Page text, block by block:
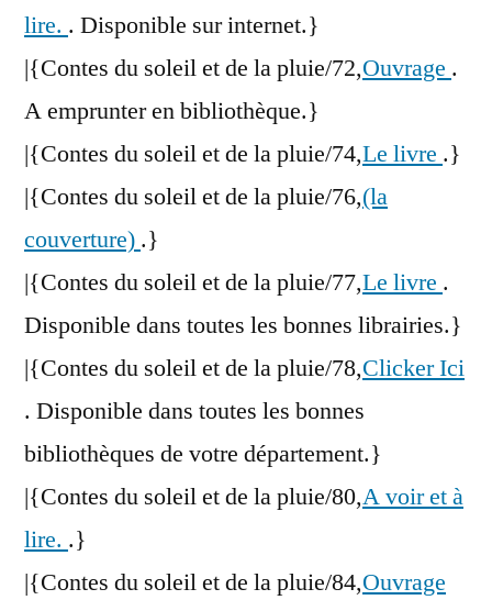
lire. . Disponible sur internet.}
|{Contes du soleil et de la pluie/72,Ouvrage .
A emprunter en bibliothèque.}
|{Contes du soleil et de la pluie/74,Le livre .}
|{Contes du soleil et de la pluie/76,(la
couverture) .}
|{Contes du soleil et de la pluie/77,Le livre .
Disponible dans toutes les bonnes librairies.}
|{Contes du soleil et de la pluie/78,Clicker Ici
. Disponible dans toutes les bonnes
bibliothèques de votre département.}
|{Contes du soleil et de la pluie/80,A voir et à
lire. .}
|{Contes du soleil et de la pluie/84,Ouvrage